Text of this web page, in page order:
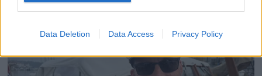
Data Deletion Data Access Privacy Policy